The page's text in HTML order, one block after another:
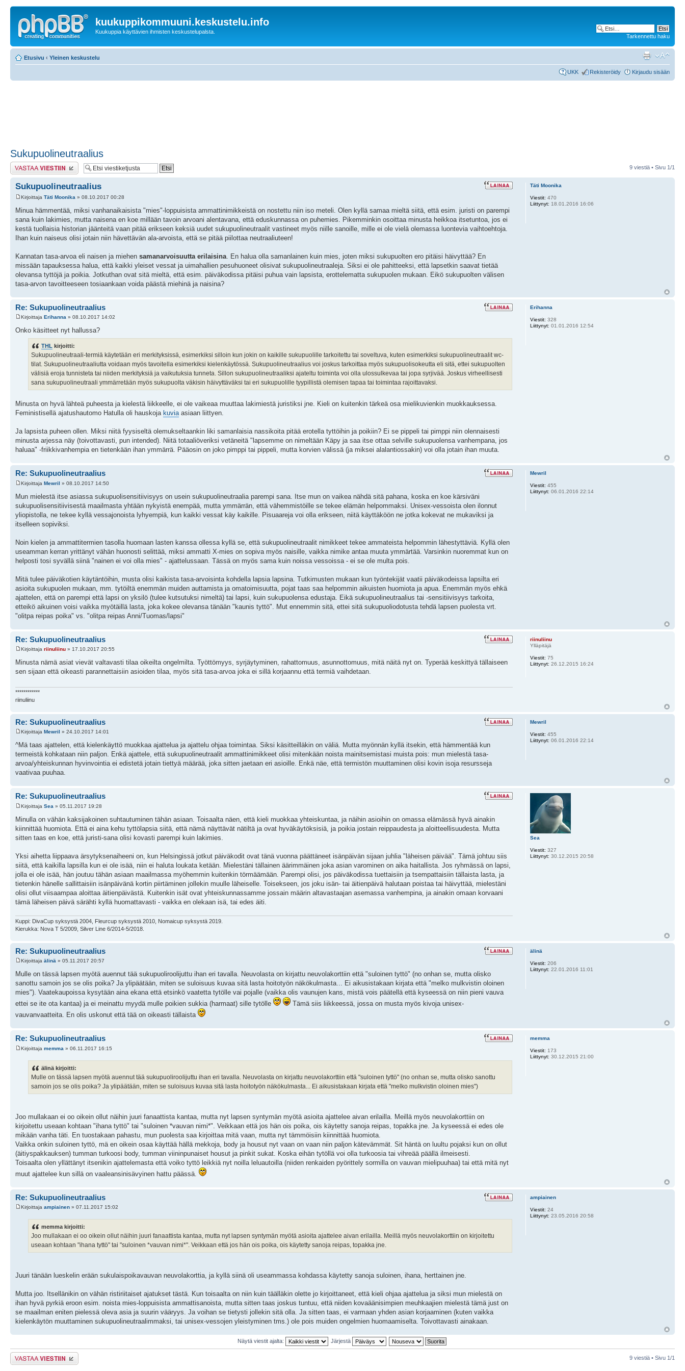
kuukuppikommuuni.keskustelu.info
Kuukuppia käyttävien ihmisten keskustelupalsta.
Tarkennettu haku
Etusivu ‹ Yleinen keskustelu
UKK Rekisteröidy Kirjaudu sisään
Sukupuolineutraalius
Lähetä vastaus 9 viestiä • Sivu 1/1
Sukupuolineutraalius
Kirjoittaja Täti Moonika » 08.10.2017 00:28
Minua hämmentää, miksi vanhanaikaisista "mies"-loppuisista ammattinimikkeistä on nostettu niin iso meteli. Olen kyllä samaa mieltä siitä, että esim. juristi on parempi
sana kuin lakimies, mutta naisena en koe millään tavoin arvoani alentavana, että eduskunnassa on puhemies. Pikemminkin osoittaa minusta heikkoa itsetuntoa, jos ei
kestä tuollaisia historian jäänteitä vaan pitää erikseen keksiä uudet sukupuolineutraalit vastineet myös niille sanoille, mille ei ole vielä olemassa luontevia vaihtoehtoja.
Ihan kuin naiseus olisi jotain niin hävettävän ala-arvoista, että se pitää piilottaa neutraaliuteen!
Kannatan tasa-arvoa eli naisen ja miehen samanarvoisuutta erilaisina . En halua olla samanlainen kuin mies, joten miksi sukupuolten ero pitäisi häivyttää? En
missään tapauksessa halua, että kaikki yleiset vessat ja uimahallien pesuhuoneet olisivat sukupuolineutraaleja. Siksi ei ole pahitteeksi, että lapsetkin saavat tietää
olevansa tyttöjä ja poikia. Jotkuthan ovat sitä mieltä, että esim. päiväkodissa pitäisi puhua vain lapsista, erottelematta sukupuolen mukaan. Eikö sukupuolten välisen
tasa-arvon tavoitteeseen tosiaankaan voida päästä miehinä ja naisina?
Täti Moonika
Viestit: 470
Liittynyt: 18.01.2016 16:06
Re: Sukupuolineutraalius
Kirjoittaja Erihanna » 08.10.2017 14:02
Onko käsitteet nyt hallussa?
THL kirjoitti:
Sukupuolineutraali-termiä käytetään eri merkityksissä, esimerkiksi silloin kun jokin on kaikille sukupuolille tarkoitettu tai soveltuva, kuten esimerkiksi sukupuolineutraalit wc-
tilat. Sukupuolineutraaliutta voidaan myös tavoitella esimerkiksi kielenkäytössä. Sukupuolineutraalius voi joskus tarkoittaa myös sukupuolisokeutta eli sitä, ettei sukupuolten
välisiä eroja tunnisteta tai niiden merkityksiä ja vaikutuksia tunneta. Sillon sukupuolineutraaliksi ajateltu toiminta voi olla ulossulkevaa tai jopa syrjivää. Joskus virheellisesti
sana sukupuolineutraali ymmärretään myös sukupuolta väkisin häivyttäväksi tai eri sukupuolille tyypillistä olemisen tapaa tai toimintaa rajoittavaksi.
Minusta on hyvä lähteä puheesta ja kielestä liikkeelle, ei ole vaikeaa muuttaa lakimiestä juristiksi jne. Kieli on kuitenkin tärkeä osa mielikuvienkin muokkauksessa.
Feministisellä ajatushautomo Hatulla oli hauskoja kuviaasiaan liittyen.
Ja lapsista puheen ollen. Miksi niitä fyysiseltä olemukseltaankin liki samanlaisia nassikoita pitää erotella tyttöihin ja poikiin? Ei se pippeli tai pimppi niin olennaisesti
minusta arjessa näy (toivottavasti, pun intended). Niitä totaaliöveriksi vetäneitä "lapsemme on nimeltään Käpy ja saa itse ottaa selville sukupuolensa vanhempana, jos
haluaa" -friikkivanhempia en tietenkään ihan ymmärrä. Pääosin on joko pimppi tai pippeli, mutta korvien välissä (ja miksei alalantiossakin) voi olla jotain ihan muuta.
Erihanna
Viestit: 328
Liittynyt: 01.01.2016 12:54
Re: Sukupuolineutraalius
Kirjoittaja Mewril » 08.10.2017 14:50
Mun mielestä itse asiassa sukupuolisensitiivisyys on usein sukupuolineutraalia parempi sana. Itse mun on vaikea nähdä sitä pahana, koska en koe kärsiväni
sukupuolisensitiivisestä maailmasta yhtään nykyistä enempää, mutta ymmärrän, että vähemmistöille se tekee elämän helpommaksi. Unisex-vessoista olen ilonnut
yliopistolla, ne tekee kyllä vessajonoista lyhyempiä, kun kaikki vessat käy kaikille. Pisuaareja voi olla erikseen, niitä käyttäköön ne jotka kokevat ne mukaviksi ja
itselleen sopiviksi.
Noin kielen ja ammattitermien tasolla huomaan lasten kanssa ollessa kyllä se, että sukupuolineutraalit nimikkeet tekee ammateista helpommin lähestyttäviä. Kyllä olen
useamman kerran yrittänyt vähän huonosti selittää, miksi ammatti X-mies on sopiva myös naisille, vaikka nimike antaa muuta ymmärtää. Varsinkin nuoremmat kun on
helposti tosi syvällä siinä "nainen ei voi olla mies" - ajattelussaan. Tässä on myös sama kuin noissa vessoissa - ei se ole multa pois.
Mitä tulee päiväkotien käytäntöihin, musta olisi kaikista tasa-arvoisinta kohdella lapsia lapsina. Tutkimusten mukaan kun työntekijät vaatii päiväkodeissa lapsilta eri
asioita sukupuolen mukaan, mm. tytöiltä enemmän muiden auttamista ja omatoimisuutta, pojat taas saa helpommin aikuisten huomiota ja apua. Enemmän myös ehkä
ajattelen, että on parempi että lapsi on yksilö (tulee kutsutuksi nimeltä) tai lapsi, kuin sukupuolensa edustaja. Eikä sukupuolineutraalius tai -sensitiivisyys tarkoita,
etteikö aikuinen voisi vaikka myötäillä lasta, joka kokee olevansa tänään "kaunis tyttö". Mut ennemmin sitä, ettei sitä sukupuoliodotusta tehdä lapsen puolesta vrt.
"olitpa reipas poika" vs. "olitpa reipas Anni/Tuomas/lapsi"
Mewril
Viestit: 455
Liittynyt: 06.01.2016 22:14
Re: Sukupuolineutraalius
Kirjoittaja riinuliinu » 17.10.2017 20:55
Minusta nämä asiat vievät valtavasti tilaa oikeilta ongelmilta. Työttömyys, syrjäytyminen, rahattomuus, asunnottomuus, mitä näitä nyt on. Typerää keskittyä tällaiseen
sen sijaan että oikeasti parannettaisiin asioiden tilaa, myös sitä tasa-arvoa joka ei sillä korjaannu että termiä vaihdetaan.
************
riinuliinu
riinuliinu
Ylläpitäjä
Viestit: 75
Liittynyt: 26.12.2015 16:24
Re: Sukupuolineutraalius
Kirjoittaja Mewril » 24.10.2017 14:01
^Mä taas ajattelen, että kielenkäyttö muokkaa ajattelua ja ajattelu ohjaa toimintaa. Siksi käsitteilläkin on väliä. Mutta myönnän kyllä itsekin, että hämmentää kun
termeistä kohkataan niin paljon. Enkä ajattele, että sukupuolineutraalit ammattinimikkeet olisi mitenkään noista mainitsemistasi muista pois: mun mielestä tasa-
arvoa/yhteiskunnan hyvinvointia ei edistetä jotain tiettyä määrää, joka sitten jaetaan eri asioille. Enkä näe, että termistön muuttaminen olisi kovin isoja resursseja
vaativaa puuhaa.
Mewril
Viestit: 455
Liittynyt: 06.01.2016 22:14
Re: Sukupuolineutraalius
Kirjoittaja Sea » 05.11.2017 19:28
Minulla on vähän kaksijakoinen suhtautuminen tähän asiaan. Toisaalta näen, että kieli muokkaa yhteiskuntaa, ja näihin asioihin on omassa elämässä hyvä ainakin
kiinnittää huomiota. Että ei aina kehu tyttölapsia siitä, että nämä näyttävät nätiltä ja ovat hyväkäytöksisiä, ja poikia jostain reippaudesta ja aloitteellisuudesta. Mutta
sitten taas en koe, että juristi-sana olisi kovasti parempi kuin lakimies.
Yksi aihetta liippaava ärsytyksenaiheeni on, kun Helsingissä jotkut päiväkodit ovat tänä vuonna päättäneet isänpäivän sijaan juhlia "läheisen päivää". Tämä johtuu siis
siitä, että kaikilla lapsilla kun ei ole isää, niin ei haluta loukata ketään. Mielestäni tällainen äärimmäinen joka asian varominen on aika haitallista. Jos ryhmässä on lapsi,
jolla ei ole isää, hän joutuu tähän asiaan maailmassa myöhemmin kuitenkin törmäämään. Parempi olisi, jos päiväkodissa tuettaisiin ja tsempattaisiin tällaista lasta, ja
tietenkin hänelle sallittaisiin isänpäivänä kortin piirtäminen jollekin muulle läheiselle. Toisekseen, jos joku isän- tai äitienpäivä halutaan poistaa tai häivyttää, mielestäni
olisi ollut viisaampaa aloittaa äitienpäivästä. Kuitenkin isät ovat yhteiskunnassamme jossain määrin altavastaajan asemassa vanhempina, ja ainakin omaan korvaani
tämä läheisen päivä särähti kyllä huomattavasti - vaikka en olekaan isä, tai edes äiti.
Kuppi: DivaCup syksystä 2004, Fleurcup syksystä 2010, Nomaicup syksystä 2019.
Kierukka: Nova T 5/2009, Silver Line 6/2014-5/2018.
Sea
Viestit: 327
Liittynyt: 30.12.2015 20:58
Re: Sukupuolineutraalius
Kirjoittaja älinä » 05.11.2017 20:57
Mulle on tässä lapsen myötä auennut tää sukupuoliroolijuttu ihan eri tavalla. Neuvolasta on kirjattu neuvolakorttiin että "suloinen tyttö" (no onhan se, mutta olisko
sanottu samoin jos se olis poika? Ja ylipäätään, miten se suloisuus kuvaa sitä lasta hoitotyön näkökulmasta... Ei aikusistakaan kirjata että "melko mulkvistin oloinen
mies"). Vaatekaupoissa kysytään aina ekana että etsinkö vaatetta tytölle vai pojalle (vaikka olis vaunujen kans, mistä vois päätellä että kyseessä on niin pieni vauva
ettei se ite ota kantaa) ja ei meinattu myydä mulle poikien sukkia (harmaat) sille tytölle
Tämä siis liikkeessä, jossa on musta myös kivoja unisex-
vauvanvaatteita. En olis uskonut että tää on oikeasti tällaista
älinä
Viestit: 206
Liittynyt: 22.01.2016 11:01
Re: Sukupuolineutraalius
Kirjoittaja memma » 06.11.2017 16:15
älinä kirjoitti:
Mulle on tässä lapsen myötä auennut tää sukupuoliroolijuttu ihan eri tavalla. Neuvolasta on kirjattu neuvolakorttiin että "suloinen tyttö" (no onhan se, mutta olisko sanottu
samoin jos se olis poika? Ja ylipäätään, miten se suloisuus kuvaa sitä lasta hoitotyön näkökulmasta... Ei aikusistakaan kirjata että "melko mulkvistin oloinen mies")
Joo mullakaan ei oo oikein ollut näihin juuri fanaattista kantaa, mutta nyt lapsen syntymän myötä asioita ajattelee aivan erilailla. Meillä myös neuvolakorttiin on
kirjoitettu useaan kohtaan "ihana tyttö" tai "suloinen *vauvan nimi*". Veikkaan että jos hän ois poika, ois käytetty sanoja reipas, topakka jne. Ja kyseessä ei edes ole
mikään vanha täti. En tuostakaan pahastu, mun puolesta saa kirjoittaa mitä vaan, mutta nyt tämmöisiin kiinnittää huomiota.
Vaikka onkin suloinen tyttö, mä en oikein osaa käyttää hällä mekkoja, body ja housut nyt vaan on vaan niin paljon kätevämmät. Sit häntä on luultu pojaksi kun on ollut
(äitiyspakkauksen) tumman turkoosi body, tumman viininpunaiset housut ja pinkit sukat. Koska eihän tytöllä voi olla turkoosia tai vihreää päällä ilmeisesti.
Toisaalta olen yllättänyt itsenikin ajattelemasta että voiko tyttö leikkiä nyt noilla leluautoilla (niiden renkaiden pyörittely sormilla on vauvan mielipuuhaa) tai että mitä nyt
muut ajattelee kun sillä on vaaleansinisävyinen hattu päässä.
memma
Viestit: 173
Liittynyt: 30.12.2015 21:00
Re: Sukupuolineutraalius
Kirjoittaja ampiainen » 07.11.2017 15:02
memma kirjoitti:
Joo mullakaan ei oo oikein ollut näihin juuri fanaattista kantaa, mutta nyt lapsen syntymän myötä asioita ajattelee aivan erilailla. Meillä myös neuvolakorttiin on kirjoitettu
useaan kohtaan "ihana tyttö" tai "suloinen *vauvan nimi*". Veikkaan että jos hän ois poika, ois käytetty sanoja reipas, topakka jne.
Juuri tänään lueskelin erään sukulaispoikavauvan neuvolakorttia, ja kyllä siinä oli useammassa kohdassa käytetty sanoja suloinen, ihana, herttainen jne.
Mutta joo. Itsellänikin on vähän ristiriitaiset ajatukset tästä. Kun toisaalta on niin kuin täälläkin olette jo kirjoittaneet, että kieli ohjaa ajattelua ja siksi mun mielestä on
ihan hyvä pyrkiä eroon esim. noista mies-loppuisista ammattisanoista, mutta sitten taas joskus tuntuu, että niiden kovaäänisimpien meuhkaajien mielestä tämä just on
se maailman eniten pielessä oleva asia ja suurin vääryys. Ja voihan se tietysti jollekin sitä olla. Ja sitten taas, ei varmaan yhden asian korjaaminen (kuten vaikka
kielenkäytön muuttaminen sukupuolineutraalimmaksi, tai unisex-vessojen yleistyminen tms.) ole pois muiden ongelmien huomaamiselta. Toivottavasti ainakaan.
ampiainen
Viestit: 24
Liittynyt: 23.05.2016 20:58
Näytä viestit ajalta: Järjestä
Lähetä vastaus 9 viestiä • Sivu 1/1